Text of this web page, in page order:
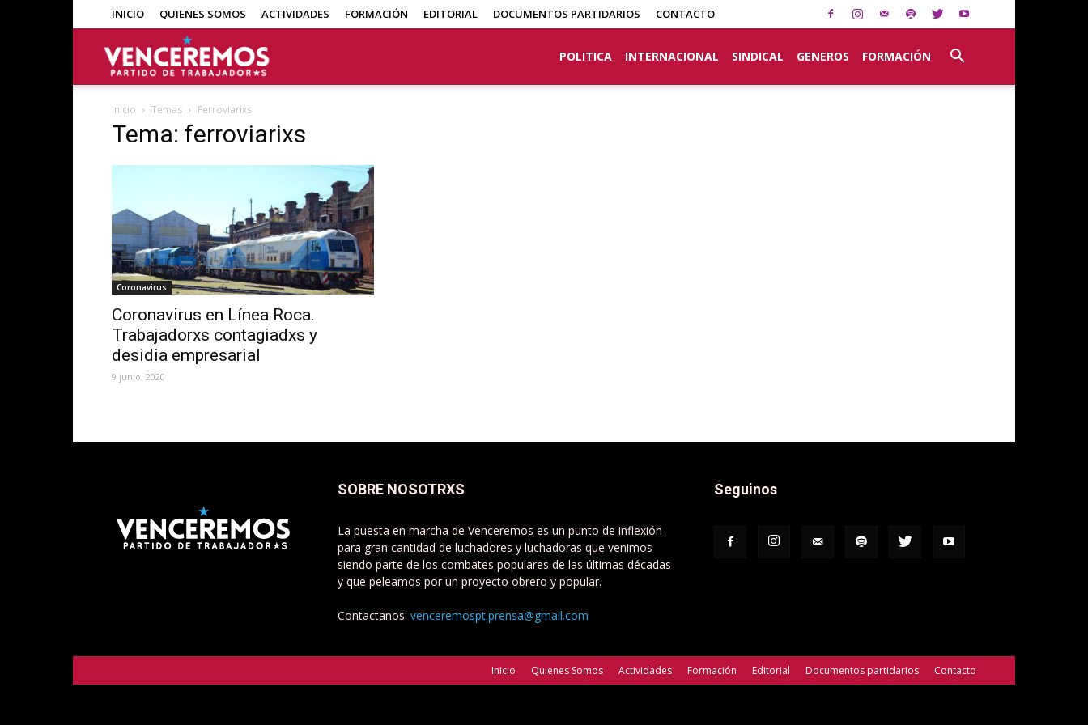
INICIO QUIENES SOMOS ACTIVIDADES FORMACIÓN EDITORIAL DOCUMENTOS PARTIDARIOS CONTACTO
POLITICA INTERNACIONAL SINDICAL GENEROS FORMACIÓN
Inicio Temas Ferroviarixs
Tema: ferroviarixs
Coronavirus
Coronavirus en Línea Roca.
Trabajadorxs contagiadxs y
desidia empresarial
9 junio, 2020
SOBRE NOSOTRXS
La puesta en marcha de Venceremos es un punto de inflexión
para gran cantidad de luchadores y luchadoras que venimos
siendo parte de los combates populares de las últimas décadas
y que peleamos por un proyecto obrero y popular.
Contactanos: venceremospt.prensa@gmail.com
Seguinos
Inicio Quienes Somos Actividades Formación Editorial Documentos partidarios Contacto